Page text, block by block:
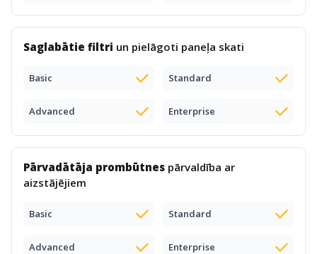
Saglabātie filtri un pielāgoti paneļa skati
Basic Standard
Advanced Enterprise
Pārvadātāja prombūtnes pārvaldība ar
aizstājējiem
Basic Standard
Advanced Enterprise